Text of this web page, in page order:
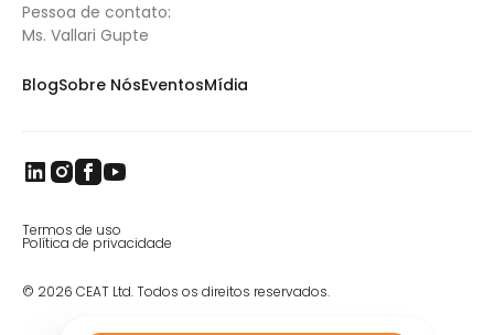
Pessoa de contato:
Ms. Vallari Gupte
BlogSobre NósEventosMídia
© 2026 CEAT Ltd. Todos os direitos reservados.
Termos de uso
Política de privacidade